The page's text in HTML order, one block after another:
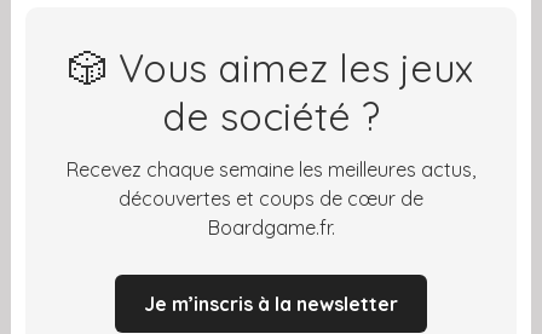
🎲 Vous aimez les jeux
de société ?
Recevez chaque semaine les meilleures actus,
découvertes et coups de cœur de
Boardgame.fr.
Je m’inscris à la newsletter